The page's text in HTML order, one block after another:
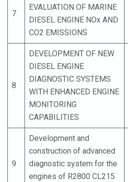
7
EVALUATION OF MARINE
DIESEL ENGINE NOx AND
CO2 EMISSIONS
8
DEVELOPMENT OF NEW
DIESEL ENGINE
DIAGNOSTIC SYSTEMS
WITH ENHANCED ENGINE
MONITORING
CAPABILITIES
9
Development and
construction of advanced
diagnostic system for the
engines of R2800 CL215